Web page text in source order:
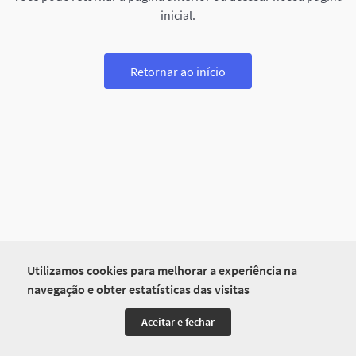
Utilizamos cookies para melhorar a experiência na
navegação e obter estatísticas das visitas
Aceitar e fechar
inicial.
Retornar ao início